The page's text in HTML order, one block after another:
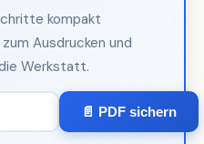
kompakt
Ausdrucken und
Werkstatt.
📄 PDF sichern